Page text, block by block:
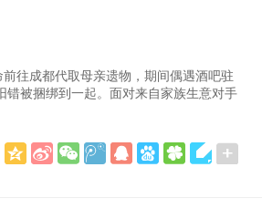
往成都代取母亲遗物，期间偶遇酒吧驻
被捆绑到一起。面对来自家族生意对手